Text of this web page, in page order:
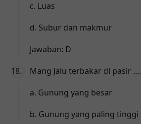
c. Luas
d. Subur dan makmur
Jawaban: D
Mang Jalu terbakar di pasir ....
a. Gunung yang besar
b. Gunung yang paling tinggi